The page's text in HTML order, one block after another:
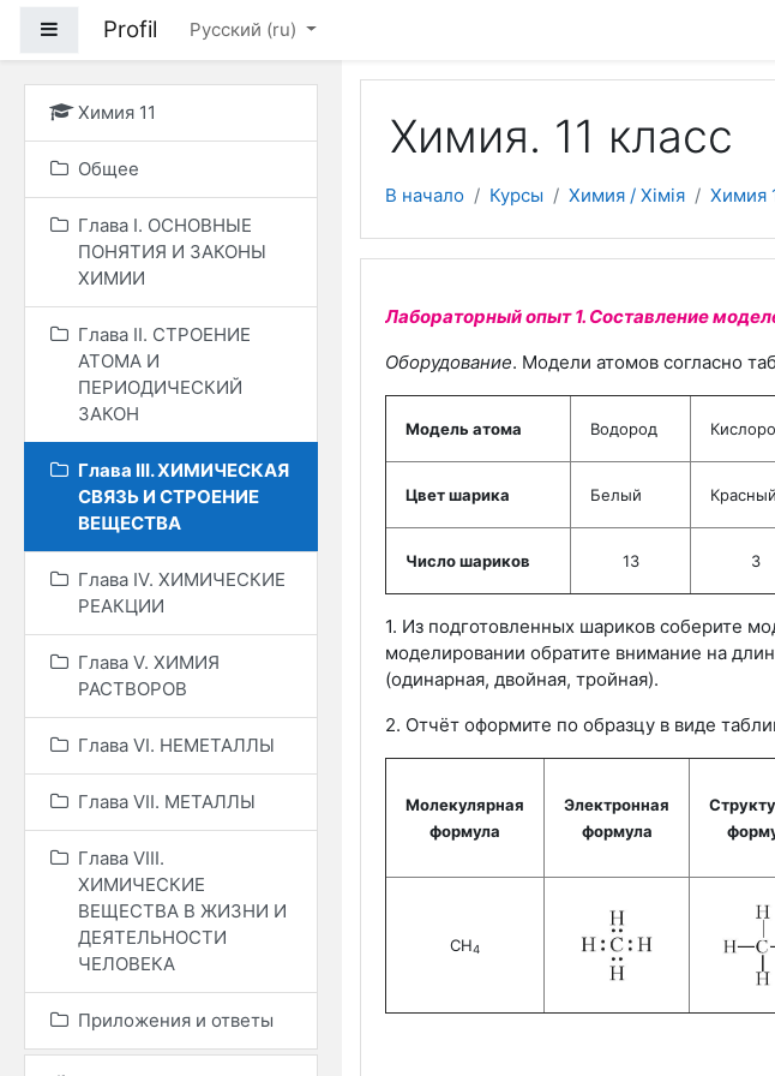
Боковая панель
Profil Русский ‎(ru)‎
Химия 11
Общее
Глава I. ОСНОВНЫЕ
ПОНЯТИЯ И ЗАКОНЫ
ХИМИИ
Глава II. СТРОЕНИЕ
АТОМА И
ПЕРИОДИЧЕСКИЙ
ЗАКОН
Глава III. ХИМИЧЕСКАЯ
СВЯЗЬ И СТРОЕНИЕ
ВЕЩЕСТВА
Глава IV. ХИМИЧЕСКИЕ
РЕАКЦИИ
Глава V. ХИМИЯ
РАСТВОРОВ
Глава VI. НЕМЕТАЛЛЫ
Глава VII. МЕТАЛЛЫ
Глава VIII.
ХИМИЧЕСКИЕ
ВЕЩЕСТВА В ЖИЗНИ И
ДЕЯТЕЛЬНОСТИ
ЧЕЛОВЕКА
Приложения и ответы
Химия. 11 класс
В начало Курсы Химия / Хімія Химия
Лабораторный опыт 1. Составление
Оборудование. Модели атомов согласно
Модель атома Водород
Цвет шарика Белый Красный
Число шариков 13 3
1. Из подготовленных шариков соберите
моделировании обратите внимание на
(одинарная, двойная, тройная).
2. Отчёт оформите по образцу в виде
Молекулярная
формула
Электронная
формула
СH4